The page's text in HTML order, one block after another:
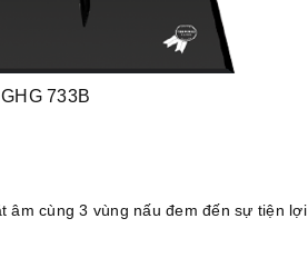
733B
âm cùng 3 vùng nấu đem đến sự tiện lợi